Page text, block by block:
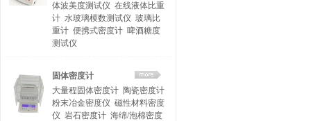
体波美度测试仪 在线液体比重
计 水玻璃模数测试仪 玻璃比
重计 便携式密度计 啤酒糖度
测试仪
固体密度计
大量程固体密度计 陶瓷密度计
粉末冶金密度仪 磁性材料密度
仪 岩石密度计 海绵/泡棉密度